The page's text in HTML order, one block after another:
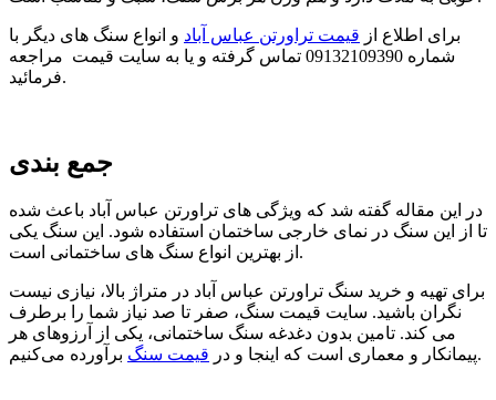
برای اطلاع از قیمت تراورتن عباس آباد و انواع سنگ های دیگر با
شماره 09132109390 تماس گرفته و یا به سایت قیمت مراجعه
فرمائید.
جمع بندی
در این مقاله گفته شد که ویژگی های تراورتن عباس آباد باعث شده
تا از این سنگ در نمای خارجی ساختمان استفاده شود. این سنگ یکی
از بهترین انواع سنگ های ساختمانی است.
برای تهیه و خرید سنگ تراورتن عباس آباد در متراژ بالا، نیازی نیست
نگران باشید. سایت قیمت سنگ، صفر تا صد نیاز شما را برطرف
می کند. تامین بدون دغدغه سنگ ساختمانی، یکی از آرزوهای هر
پیمانکار و معماری است که اینجا و در قیمت سنگ برآورده می‌کنیم.